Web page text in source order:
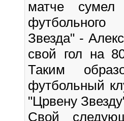
матче сумел
Звезда" -
свой гол на
Таким
футбольный
"Црвену
Свой